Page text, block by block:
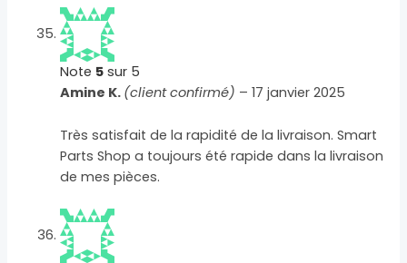
Note 5 sur 5
Amine K. (client confirmé) – 17 janvier 2025
Très satisfait de la rapidité de la livraison. Smart
Parts Shop a toujours été rapide dans la livraison
de mes pièces.